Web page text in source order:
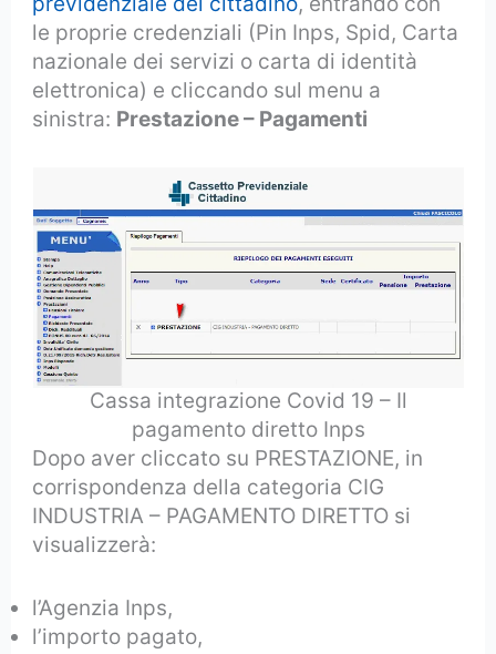
le proprie credenziali (Pin Inps, Spid, Carta
nazionale dei servizi o carta di identità
elettronica) e cliccando sul menu a
sinistra: Prestazione – Pagamenti
Cassa integrazione Covid 19 – Il
pagamento diretto Inps
Dopo aver cliccato su PRESTAZIONE, in
corrispondenza della categoria CIG
INDUSTRIA – PAGAMENTO DIRETTO si
visualizzerà:
l’Agenzia Inps,
l’importo pagato,